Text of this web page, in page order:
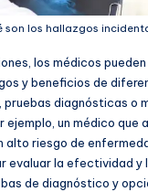
son los hallazgos
los médicos
y beneficios de
diagnósticas o
ejemplo, un médico que
alto riesgo de
evaluar la efectividad y
de diagnóstico y